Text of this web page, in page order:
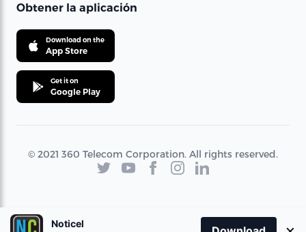
Obtener la aplicación
Download on the
App Store
Get it on
Google Play
© 2021 360 Telecom Corporation. All rights reserved.
Noticel